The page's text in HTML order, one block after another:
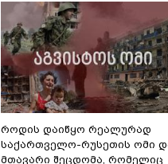
როდის დაიწყო რეალურად
საქართველო-რუსეთის ომი
მთავარი შეცდომა, რომელიც